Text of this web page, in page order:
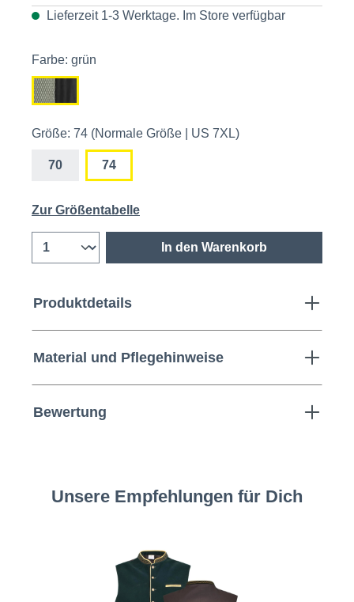
Durchschnittliche Bewertung von 4 von 5 Sternen
Lieferzeit 1-3 Werktage. Im Store verfügbar
Farbe: grün
Größe: 74 (Normale Größe | US 7XL)
70 74
Zur Größentabelle
In den Warenkorb
Produktdetails
Material und Pflegehinweise
Bewertung
Unsere Empfehlungen für Dich